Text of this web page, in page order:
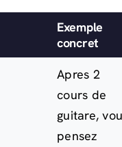
Exemple
concret
Apres 2
cours de
guitare,
pensez